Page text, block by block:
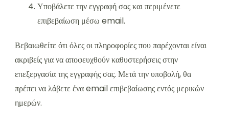
Υποβάλετε την εγγραφή σας και περιμένετε
επιβεβαίωση μέσω email.
Βεβαιωθείτε ότι όλες οι πληροφορίες που παρέχονται είναι
ακριβείς για να αποφευχθούν καθυστερήσεις στην
επεξεργασία της εγγραφής σας. Μετά την υποβολή, θα
πρέπει να λάβετε ένα email επιβεβαίωσης εντός μερικών
ημερών.